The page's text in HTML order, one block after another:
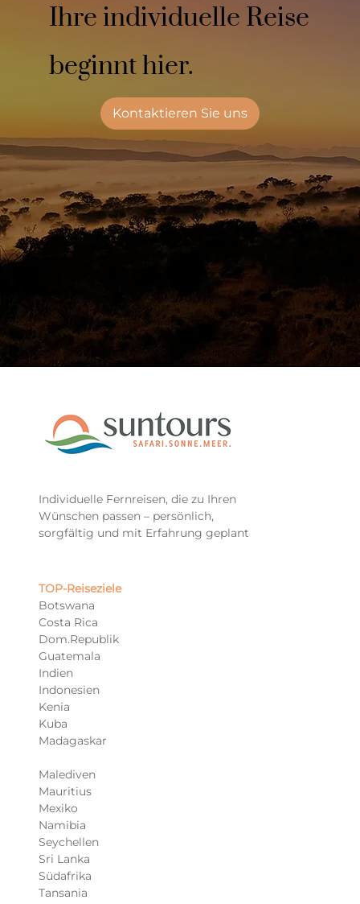
Ihre individuelle Reise
beginnt hier.
Kontaktieren Sie uns
Individuelle Fernreisen, die zu Ihren
Wünschen passen – persönlich,
sorgfältig und mit Erfahrung geplant
TOP-Reiseziele​
Botswana
Costa Rica
Dom.Republik
Guatemala
Indien
Indonesien
Kenia
Kuba
Madagaskar
Malediven
Mauritius
Mexiko
Namibia
Seychellen
Sri Lanka
Südafrika
Tansania